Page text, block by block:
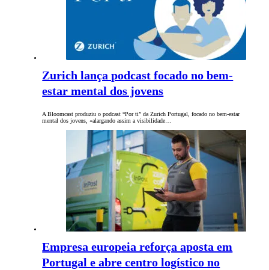
Zurich lança podcast focado no bem-
estar mental dos jovens
A Bloomcast produziu o podcast “Por ti” da Zurich Portugal, focado no bem-estar
mental dos jovens, «alargando assim a visibilidade…
Empresa europeia reforça aposta em
Portugal e abre centro logístico no